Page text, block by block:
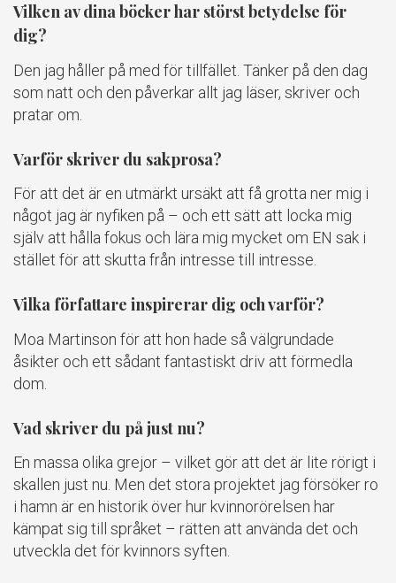
Vilken av dina böcker har störst betydelse för
dig?
Den jag håller på med för tillfället. Tänker på den dag
som natt och den påverkar allt jag läser, skriver och
pratar om.
Varför skriver du sakprosa?
För att det är en utmärkt ursäkt att få grotta ner mig i
något jag är nyfiken på – och ett sätt att locka mig
själv att hålla fokus och lära mig mycket om EN sak i
stället för att skutta från intresse till intresse.
Vilka författare inspirerar dig och varför?
Moa Martinson för att hon hade så välgrundade
åsikter och ett sådant fantastiskt driv att förmedla
dom.
Vad skriver du på just nu?
En massa olika grejor – vilket gör att det är lite rörigt i
skallen just nu. Men det stora projektet jag försöker ro
i hamn är en historik över hur kvinnorörelsen har
kämpat sig till språket – rätten att använda det och
utveckla det för kvinnors syften.